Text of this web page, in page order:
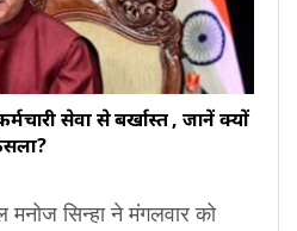
सेवा से बर्खास्त , जानें क्यों
मनोज सिन्हा ने मंगलवार को